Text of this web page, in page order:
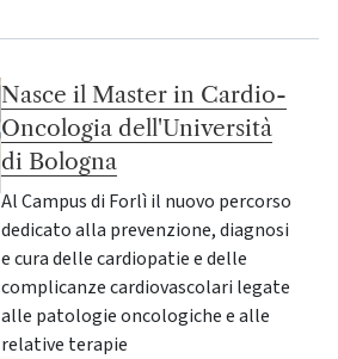
Nasce il Master in Cardio-
Oncologia dell'Università
di Bologna
Al Campus di Forlì il nuovo percorso
dedicato alla prevenzione, diagnosi
e cura delle cardiopatie e delle
complicanze cardiovascolari legate
alle patologie oncologiche e alle
relative terapie